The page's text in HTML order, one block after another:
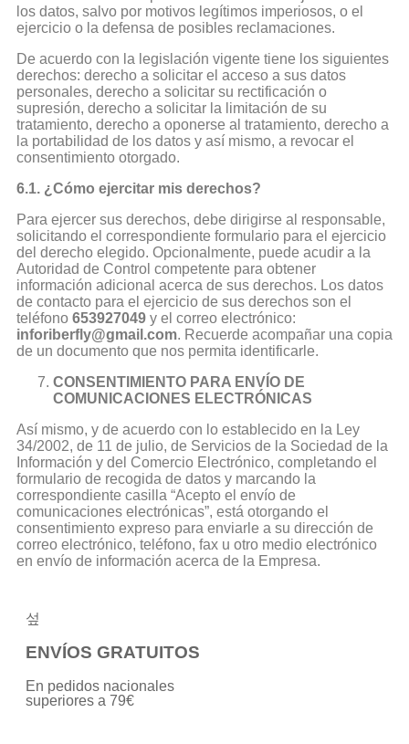
los datos, salvo por motivos legítimos imperiosos, o el
ejercicio o la defensa de posibles reclamaciones.
De acuerdo con la legislación vigente tiene los siguientes
derechos: derecho a solicitar el acceso a sus datos
personales, derecho a solicitar su rectificación o
supresión, derecho a solicitar la limitación de su
tratamiento, derecho a oponerse al tratamiento, derecho a
la portabilidad de los datos y así mismo, a revocar el
consentimiento otorgado.
6.1. ¿Cómo ejercitar mis derechos?
Para ejercer sus derechos, debe dirigirse al responsable,
solicitando el correspondiente formulario para el ejercicio
del derecho elegido. Opcionalmente, puede acudir a la
Autoridad de Control competente para obtener
información adicional acerca de sus derechos. Los datos
de contacto para el ejercicio de sus derechos son el
teléfono 653927049 y el correo electrónico:
inforiberfly@gmail.com. Recuerde acompañar una copia
de un documento que nos permita identificarle.
CONSENTIMIENTO PARA ENVÍO DE
COMUNICACIONES ELECTRÓNICAS
Así mismo, y de acuerdo con lo establecido en la Ley
34/2002, de 11 de julio, de Servicios de la Sociedad de la
Información y del Comercio Electrónico, completando el
formulario de recogida de datos y marcando la
correspondiente casilla “Acepto el envío de
comunicaciones electrónicas”, está otorgando el
consentimiento expreso para enviarle a su dirección de
correo electrónico, teléfono, fax u otro medio electrónico
en envío de información acerca de la Empresa.
ENVÍOS GRATUITOS
En pedidos nacionales
superiores a 79€